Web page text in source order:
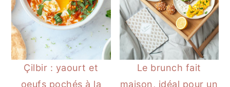
Çilbir : yaourt et
oeufs pochés à la
Le brunch fait
maison, idéal pour un